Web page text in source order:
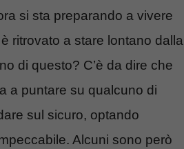
si sta preparando a vivere
ritrovato a stare lontano dalla
di questo? C’è da dire che
a puntare su qualcuno di
sul sicuro, optando
Alcuni sono però